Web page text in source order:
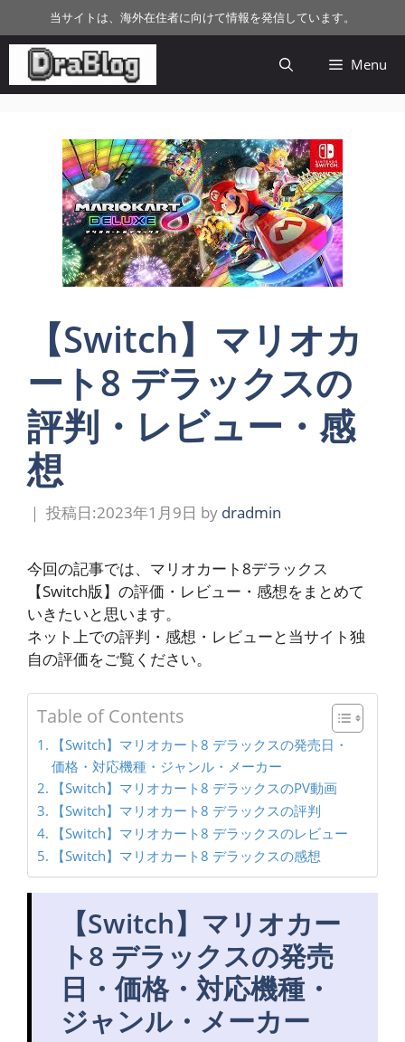
ン
ツ
当サイトは、海外在住者に向けて情報を発信しています。
Menu
【Switch】マリオカ
ート8 デラックスの
評判・レビュー・感
想
2023年1月9日 by dradmin
今回の記事では、マリオカート8デラックス
【Switch版】の評価・レビュー・感想をまとめて
いきたいと思います。
ネット上での評判・感想・レビューと当サイト独
自の評価をご覧ください。
Table of Contents
【Switch】マリオカート8 デラックスの発売日・
価格・対応機種・ジャンル・メーカー
【Switch】マリオカート8 デラックスのPV動画
【Switch】マリオカート8 デラックスの評判
【Switch】マリオカート8 デラックスのレビュー
【Switch】マリオカート8 デラックスの感想
【Switch】マリオカー
ト8 デラックスの発売
日・価格・対応機種・
ジャンル・メーカー